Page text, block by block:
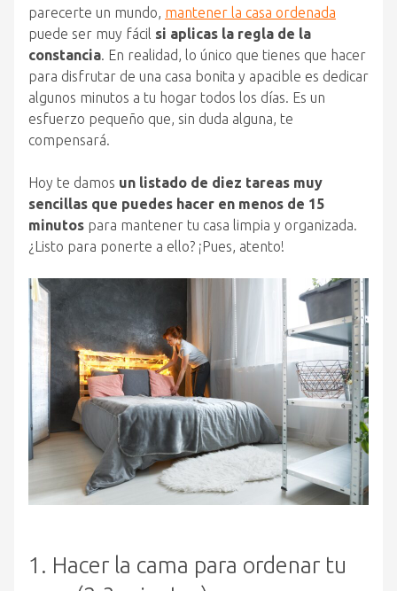
parecerte un mundo, mantener la casa ordenada
puede ser muy fácil si aplicas la regla de la
constancia. En realidad, lo único que tienes que hacer
para disfrutar de una casa bonita y apacible es dedicar
algunos minutos a tu hogar todos los días. Es un
esfuerzo pequeño que, sin duda alguna, te
compensará.
Hoy te damos un listado de diez tareas muy
sencillas que puedes hacer en menos de 15
minutos para mantener tu casa limpia y organizada.
¿Listo para ponerte a ello? ¡Pues, atento!
1. Hacer la cama para ordenar tu